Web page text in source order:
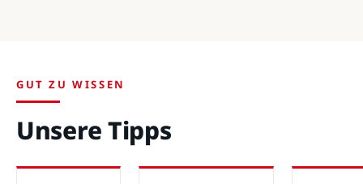
GUT ZU WISSEN
Unsere Tipps